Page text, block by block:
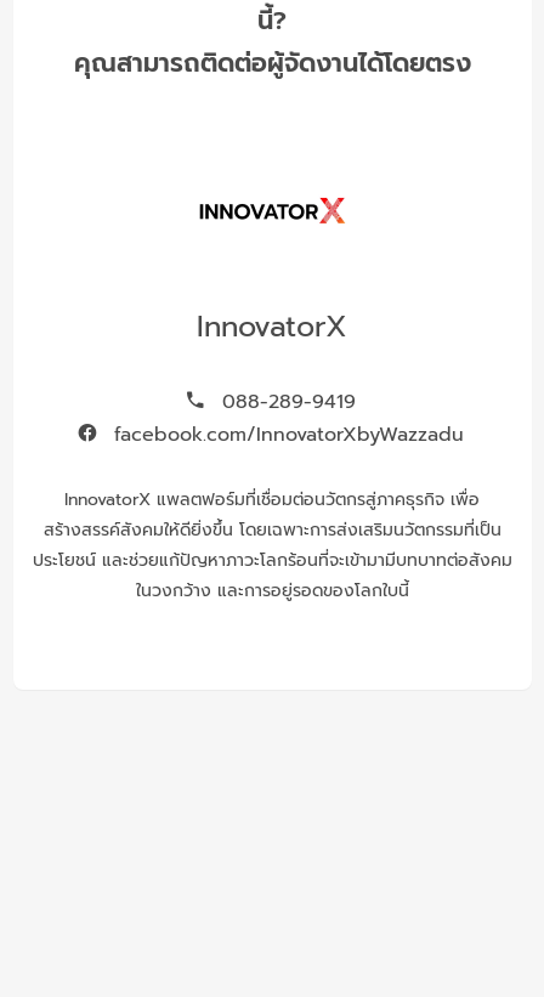
นี้?
คุณสามารถติดต่อผู้จัดงานได้โดยตรง
InnovatorX
088-289-9419
facebook.com/InnovatorXbyWazzadu
InnovatorX แพลตฟอร์มที่เชื่อมต่อนวัตกรสู่ภาคธุรกิจ เพื่อ
สร้างสรรค์สังคมให้ดียิ่งขึ้น โดยเฉพาะการส่งเสริมนวัตกรรมที่เป็น
ประโยชน์ และช่วยแก้ปัญหาภาวะโลกร้อนที่จะเข้ามามีบทบาทต่อสังคม
ในวงกว้าง และการอยู่รอดของโลกใบนี้